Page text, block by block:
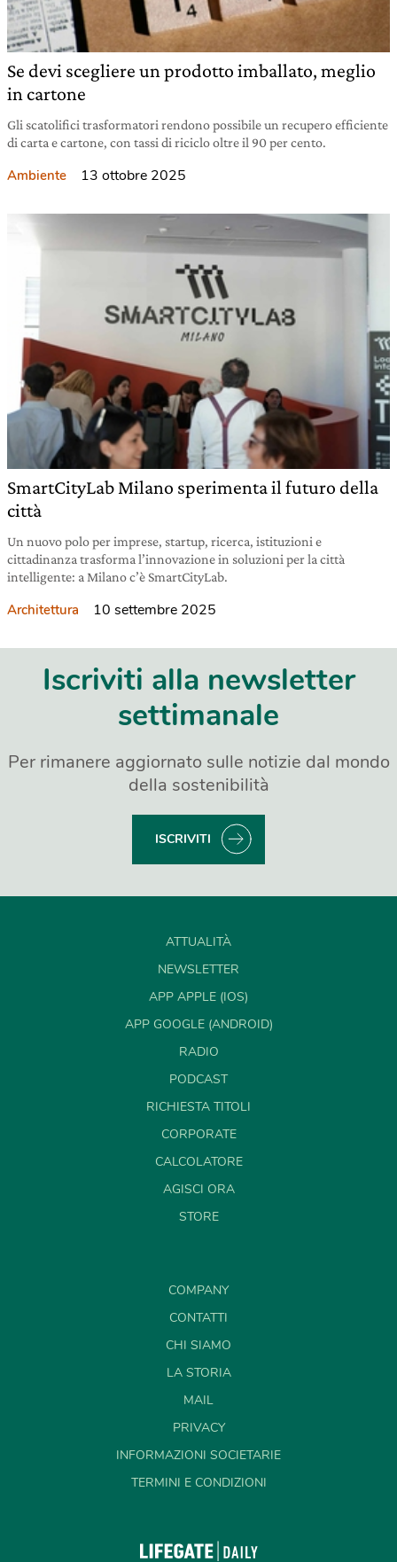
Se devi scegliere un prodotto imballato, meglio
in cartone
Gli scatolifici trasformatori rendono possibile un recupero efficiente
di carta e cartone, con tassi di riciclo oltre il 90 per cento.
Ambiente 13 ottobre 2025
SmartCityLab Milano sperimenta il futuro della
città
Un nuovo polo per imprese, startup, ricerca, istituzioni e
cittadinanza trasforma l’innovazione in soluzioni per la città
intelligente: a Milano c’è SmartCityLab.
Architettura 10 settembre 2025
Iscriviti alla newsletter
settimanale
Per rimanere aggiornato sulle notizie dal mondo
della sostenibilità
ISCRIVITI
ATTUALITÀ
NEWSLETTER
APP APPLE (IOS)
APP GOOGLE (ANDROID)
RADIO
PODCAST
RICHIESTA TITOLI
CORPORATE
CALCOLATORE
AGISCI ORA
STORE
COMPANY
CONTATTI
CHI SIAMO
LA STORIA
MAIL
PRIVACY
INFORMAZIONI SOCIETARIE
TERMINI E CONDIZIONI